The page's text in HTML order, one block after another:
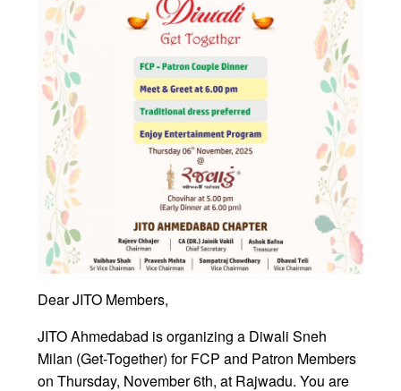
Dear JITO Members,
JITO Ahmedabad is organizing a Diwali Sneh
Milan (Get-Together) for FCP and Patron Members
on Thursday, November 6th, at Rajwadu. You are